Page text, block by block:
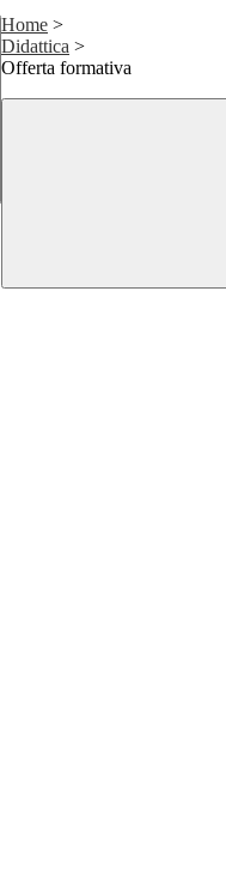
Home >
Didattica >
Offerta formativa